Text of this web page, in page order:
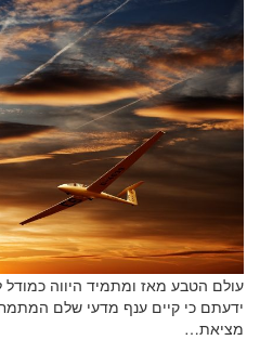
עולם הטבע מאז ומתמיד היווה
ידעתם כי קיים ענף מדעי שלם
מציאת…
אם
סימן שאתם
בפרטים
נשמח לשוחח אתכם,
ולעזור לכם להגשים את